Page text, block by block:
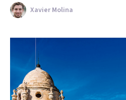
Xavier Molina